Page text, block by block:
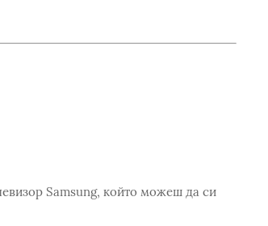
Samsung, който можеш да си